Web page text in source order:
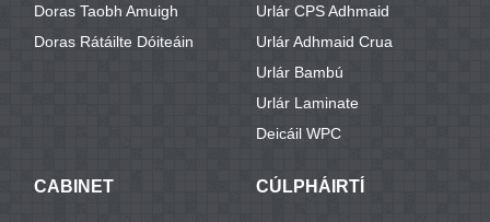
Doras Taobh Amuigh
Doras Rátáilte Dóiteáin
Urlár CPS Adhmaid
Urlár Adhmaid Crua
Urlár Bambú
Urlár Laminate
Deicáil WPC
CABINET CÚLPHÁIRTÍ